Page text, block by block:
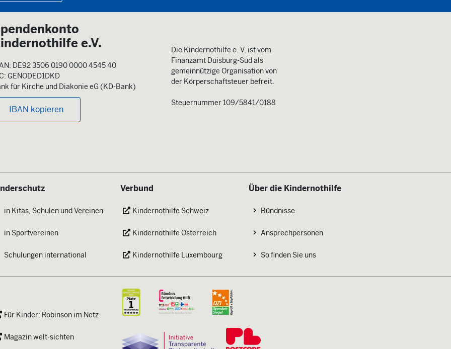
e.V.
DE92 3506 0190 0000 4545 40
GENODED1DKD
für Kirche und Diakonie eG (KD-Bank)
IBAN kopieren
Die Kindernothilfe e. V. ist vom
Finanzamt Duisburg-Süd als
gemeinnützige Organisation von
der Körperschaftsteuer befreit.
Steuernummer 109/5841/0188
in Kitas, Schulen und Vereinen
in Sportvereinen
Schulungen international
Verbund
Kindernothilfe Schweiz
Kindernothilfe Österreich
Kindernothilfe Luxembourg
Über die Kindernothilfe
Bündnisse
Ansprechpersonen
So finden Sie uns
Für Kinder: Robinson im Netz
Magazin welt-sichten